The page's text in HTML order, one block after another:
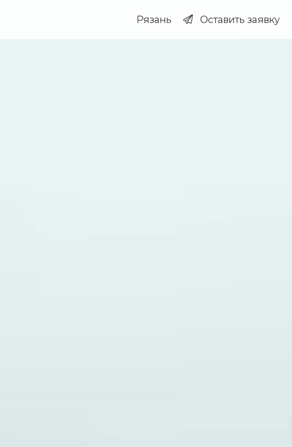
Рязань Оставить заявку